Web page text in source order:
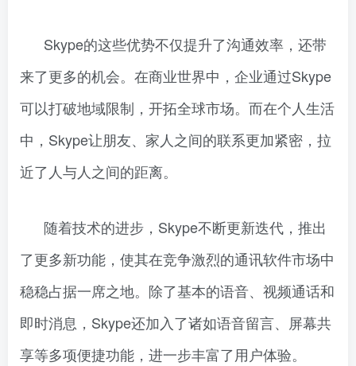
Skype的这些优势不仅提升了沟通效率，还带
来了更多的机会。在商业世界中，企业通过Skype
可以打破地域限制，开拓全球市场。而在个人生活
中，Skype让朋友、家人之间的联系更加紧密，拉
近了人与人之间的距离。
随着技术的进步，Skype不断更新迭代，推出
了更多新功能，使其在竞争激烈的通讯软件市场中
稳稳占据一席之地。除了基本的语音、视频通话和
即时消息，Skype还加入了诸如语音留言、屏幕共
享等多项便捷功能，进一步丰富了用户体验。